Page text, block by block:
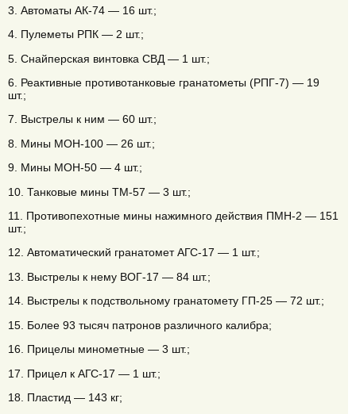
3. Автоматы АК-74 — 16 шт.;
4. Пулеметы РПК — 2 шт.;
5. Снайперская винтовка СВД — 1 шт.;
6. Реактивные противотанковые гранатометы (РПГ-7) — 19
шт.;
7. Выстрелы к ним — 60 шт.;
8. Мины МОН-100 — 26 шт.;
9. Мины МОН-50 — 4 шт.;
10. Танковые мины ТМ-57 — 3 шт.;
11. Противопехотные мины нажимного действия ПМН-2 — 151
шт.;
12. Автоматический гранатомет АГС-17 — 1 шт.;
13. Выстрелы к нему ВОГ-17 — 84 шт.;
14. Выcтрелы к подствольному гранатомету ГП-25 — 72 шт.;
15. Более 93 тысяч патронов различного калибра;
16. Прицелы минометные — 3 шт.;
17. Прицел к АГС-17 — 1 шт.;
18. Пластид — 143 кг;